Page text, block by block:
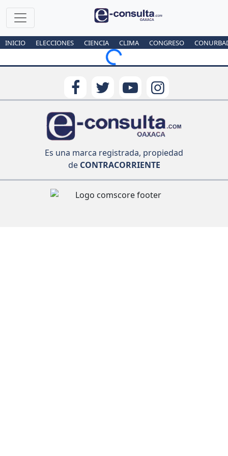
INICIO ELECCIONES CIENCIA CLIMA CONGRESO
Loading...
Es una marca registrada, propiedad
deCONTRACORRIENTE